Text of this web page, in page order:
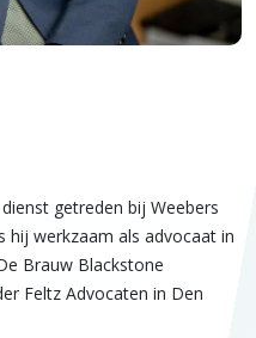
getreden bij Weebers
hij werkzaam als advocaat in
Brauw Blackstone
Feltz Advocaten in Den